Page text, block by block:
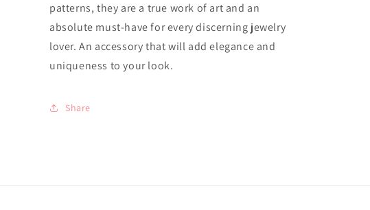
patterns, they are a true work of art and an
absolute must-have for every discerning jewelry
lover. An accessory that will add elegance and
uniqueness to your look.
Share